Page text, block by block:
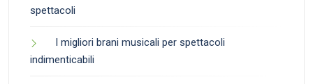
spettacoli
I migliori brani musicali per spettacoli
indimenticabili